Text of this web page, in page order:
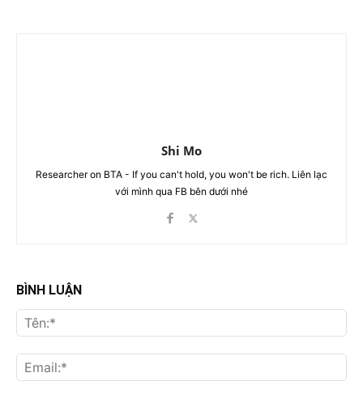
Shi Mo
Researcher on BTA - If you can't hold, you won't be rich. Liên lạc
với mình qua FB bên dưới nhé
BÌNH LUẬN